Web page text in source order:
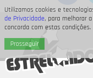
Utilizamos cookies e
de Privacidade, para melhorar
concorda com estas condições.
Prosseguir